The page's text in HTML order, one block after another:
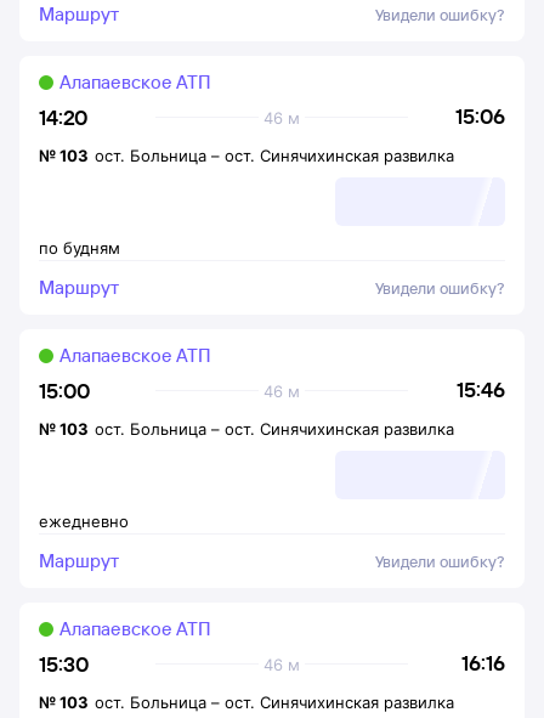
Маршрут Увидели ошибку?
14:20 15:06
46 м
Алапаевское АТП
по будням
№103 ост. Больница – ост. Синячихинская развилка
Маршрут Увидели ошибку?
15:00 15:46
46 м
Алапаевское АТП
ежедневно
№103 ост. Больница – ост. Синячихинская развилка
Маршрут Увидели ошибку?
15:30 16:16
46 м
Алапаевское АТП
№103 ост. Больница – ост. Синячихинская развилка